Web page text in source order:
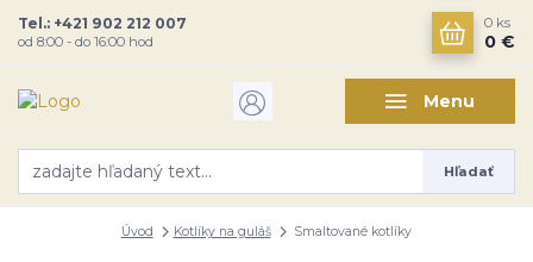
Menu
Hľadať
Tel.: +421 902 212 007
od 8:00 - do 16:00 hod
0 ks
0 €
Úvod Kotlíky na guláš Smaltované kotlíky